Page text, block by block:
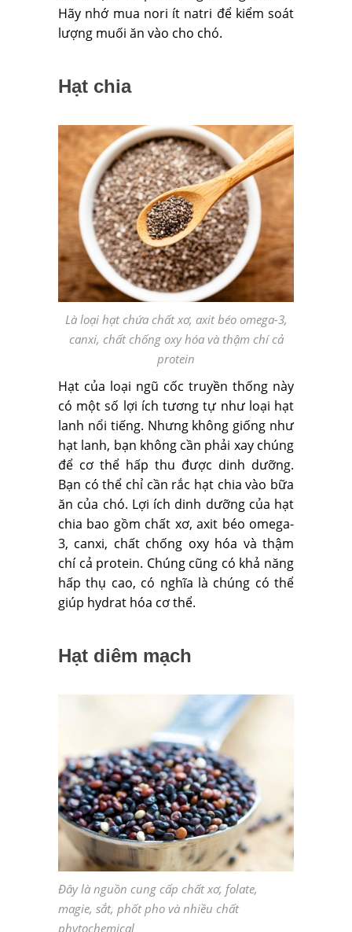
Hãy nhớ mua nori ít natri để kiểm soát
lượng muối ăn vào cho chó.
Hạt chia
Là loại hạt chứa chất xơ, axit béo omega-3,
canxi, chất chống oxy hóa và thậm chí cả
protein
Hạt của loại ngũ cốc truyền thống này
có một số lợi ích tương tự như loại hạt
lanh nổi tiếng. Nhưng không giống như
hạt lanh, bạn không cần phải xay chúng
để cơ thể hấp thu được dinh dưỡng.
Bạn có thể chỉ cần rắc hạt chia vào bữa
ăn của chó. Lợi ích dinh dưỡng của hạt
chia bao gồm chất xơ, axit béo omega-
3, canxi, chất chống oxy hóa và thậm
chí cả protein. Chúng cũng có khả năng
hấp thụ cao, có nghĩa là chúng có thể
giúp hydrat hóa cơ thể.
Hạt diêm mạch
Đây là nguồn cung cấp chất xơ, folate,
magie, sắt, phốt pho và nhiều chất
phytochemical